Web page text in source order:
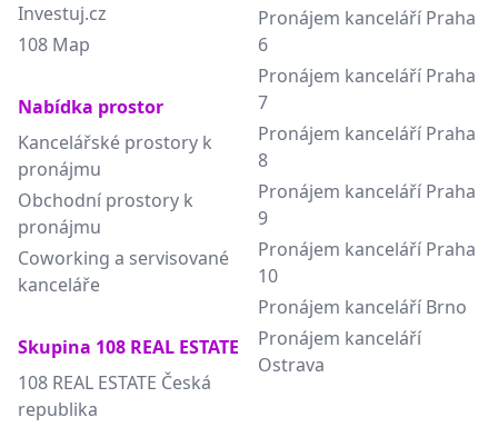
Investuj.cz
108 Map
Nabídka prostor
Kancelářské prostory k
pronájmu
Obchodní prostory k
pronájmu
Coworking a servisované
kanceláře
Skupina 108 REAL ESTATE
108 REAL ESTATE Česká
republika
Pronájem kanceláří Praha
6
Pronájem kanceláří Praha
7
Pronájem kanceláří Praha
8
Pronájem kanceláří Praha
9
Pronájem kanceláří Praha
10
Pronájem kanceláří Brno
Pronájem kanceláří
Ostrava